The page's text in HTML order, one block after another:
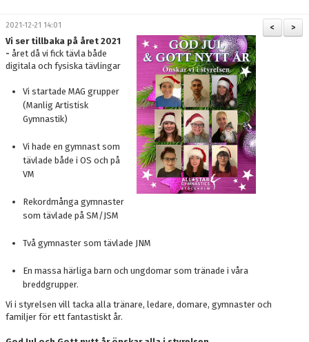
VÅRA TRÄNARE
FÖRENINGSKLÄDER
DOKUMENT
FRITIDSKORTET
>
<
2021-12-21 14:01
Vi ser tillbaka på året 2021
- året då vi fick tävla både
digitala och fysiska tävlingar
Vi startade MAG grupper
(Manlig Artistisk
Gymnastik)
Vi hade en gymnast som
tävlade både i OS och på
VM
Rekordmånga gymnaster
som tävlade på SM/JSM
Två gymnaster som tävlade JNM
En massa härliga barn och ungdomar som tränade i våra
breddgrupper.
Vi i styrelsen vill tacka alla tränare, ledare, domare, gymnaster och
familjer för ett fantastiskt år.